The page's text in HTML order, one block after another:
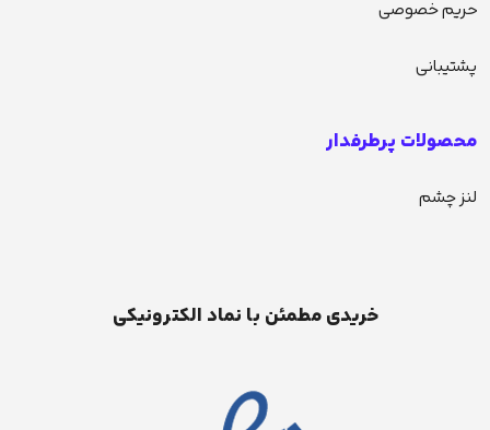
حریم خصوصی
پشتیبانی
محصولات پرطرفدار
لنز چشم
خریدی مطمئن با نماد الکترونیکی